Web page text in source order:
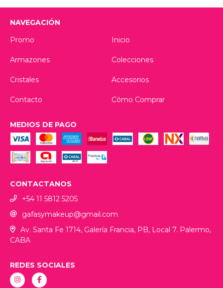
NAVEGACIÓN
Promo
Inicio
Armazones Colecciones
Cristales Accesorios
Contacto Cómo Comprar
MEDIOS DE PAGO
CONTACTANOS
+54 11 5812 5205
gafasymakeup@gmail.com
Av. Santa Fe 1714, Galería Francia, PB, Local 7. Palermo,
CABA
REDES SOCIALES